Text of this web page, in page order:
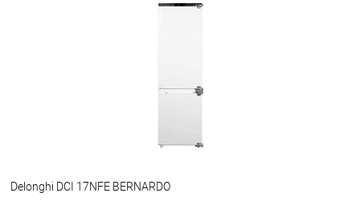
Delonghi DCI 17NFE BERNARDO